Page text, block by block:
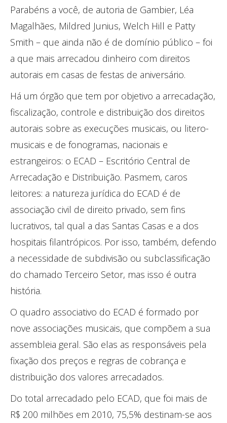
Parabéns a você, de autoria de Gambier, Léa
Magalhães, Mildred Junius, Welch Hill e Patty
Smith – que ainda não é de domínio público – foi
a que mais arrecadou dinheiro com direitos
autorais em casas de festas de aniversário.
Há um órgão que tem por objetivo a arrecadação,
fiscalização, controle e distribuição dos direitos
autorais sobre as execuções musicais, ou litero-
musicais e de fonogramas, nacionais e
estrangeiros: o ECAD – Escritório Central de
Arrecadação e Distribuição. Pasmem, caros
leitores: a natureza jurídica do ECAD é de
associação civil de direito privado, sem fins
lucrativos, tal qual a das Santas Casas e a dos
hospitais filantrópicos. Por isso, também, defendo
a necessidade de subdivisão ou subclassificação
do chamado Terceiro Setor, mas isso é outra
história.
O quadro associativo do ECAD é formado por
nove associações musicais, que compõem a sua
assembleia geral. São elas as responsáveis pela
fixação dos preços e regras de cobrança e
distribuição dos valores arrecadados.
Do total arrecadado pelo ECAD, que foi mais de
R$ 200 milhões em 2010, 75,5% destinam-se aos